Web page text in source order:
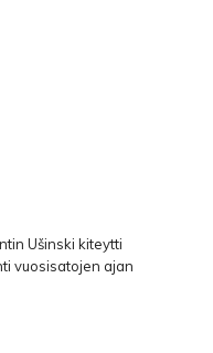
Ušinski kiteytti
vuosisatojen ajan